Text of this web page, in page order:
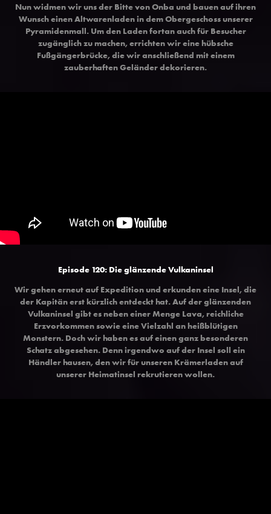
Nun widmen wir uns der Bitte von Onba und bauen auf ihren
Wunsch einen Altwarenladen in dem Obergeschoss unserer
Pyramidenmall. Um den Laden fortan auch für Besucher
zugänglich zu machen, errichten wir eine hübsche
Fußgängerbrücke, die wir anschließend mit einem
zauberhaften Geländer dekorieren.
Episode 120: Die glänzende Vulkaninsel
Wir gehen erneut auf Expedition und erkunden eine Insel, die
der Kapitän erst kürzlich entdeckt hat. Auf der glänzenden
Vulkaninsel gibt es neben einer Menge Lava, reichliche
Erzvorkommen sowie eine Vielzahl an heißblütigen
Monstern. Doch wir haben es auf einen ganz besonderen
Schatz abgesehen. Denn irgendwo auf der Insel soll ein
Händler hausen, den wir für unseren Krämerladen auf
unserer Heimatinsel rekrutieren wollen.